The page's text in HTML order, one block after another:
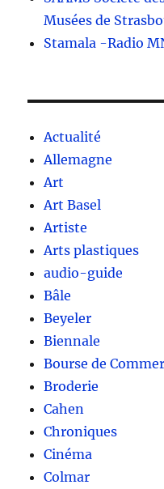
Musées de
Stamala -Radio
Actualité
Allemagne
Art
Art Basel
Artiste
Arts plastiques
audio-guide
Bâle
Beyeler
Biennale
Bourse de
Broderie
Cahen
Chroniques
Cinéma
Colmar